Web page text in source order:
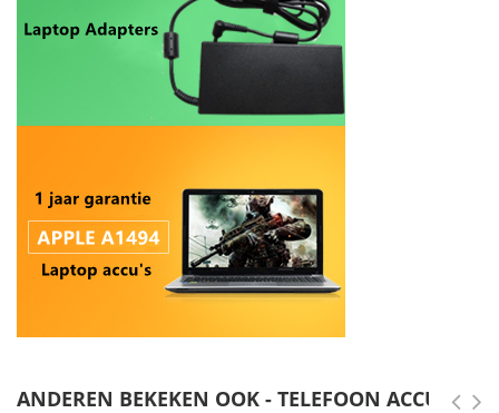
ANDEREN BEKEKEN OOK - TELEFOON ACCU'S